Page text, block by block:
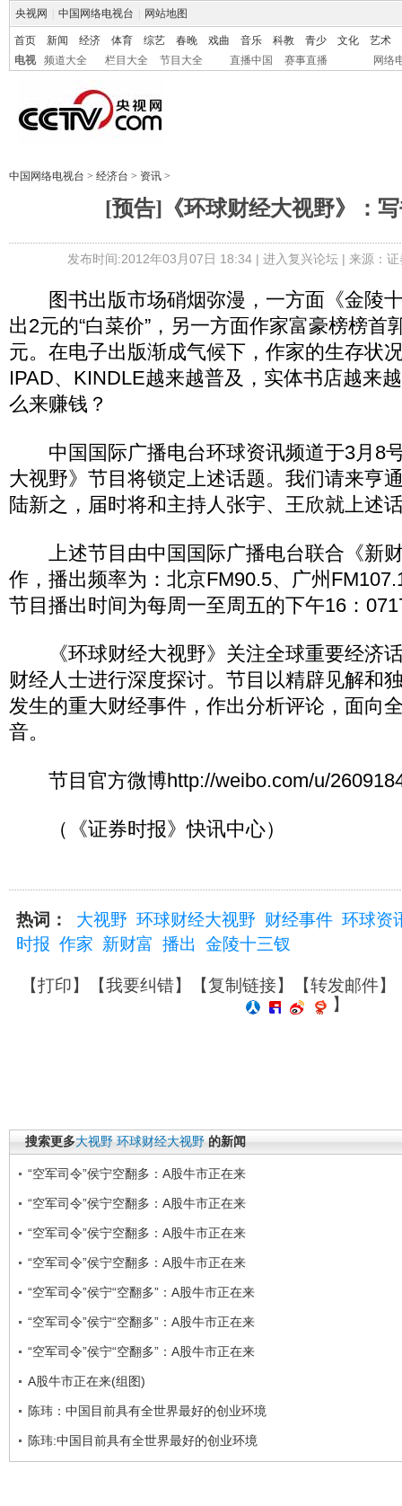
央视网 中国网络电视台 网站地图
首页 新闻 经济 体育 综艺 春晚 戏曲 音乐 科教 青少 文化
艺术
电视
频道大全 栏目大全 节目大全 直播中国 赛事直播 网络
中国网络电视台 > 经济台 > 资讯 >
[预告]《环球财经大视野》：
发布时间:2012年03月07日 18:34 | 进入复兴论坛| 来源：
图书出版市场硝烟弥漫，一方面《金陵
出2元的“白菜价”，另一方面作家富豪榜榜首
元。在电子出版渐成气候下，作家的生存状
IPAD、KINDLE越来越普及，实体书店越来
么来赚钱？
中国国际广播电台环球资讯频道于3月8
大视野》节目将锁定上述话题。我们请来亨
陆新之，届时将和主持人张宇、王欣就上述
上述节目由中国国际广播电台联合《新
作，播出频率为：北京FM90.5、广州
节目播出时间为每周一至周五的下午16：
《环球财经大视野》关注全球重要经济
财经人士进行深度探讨。节目以精辟见解和
发生的重大财经事件，作出分析评论，面向
音。
节目官方微博http://weibo.com/u/
（《证券时报》快讯中心）
热词： 大视野 环球财经大视野 财经事件 环球资
时报 作家 新财富 播出 金陵十三钗
【打印】【我要纠错】【复制链接】【转发邮件】
】
搜索更多大视野 环球财经大视野 的新闻
“空军司令”侯宁空翻多：A股牛市正在来
“空军司令”侯宁空翻多：A股牛市正在来
“空军司令”侯宁空翻多：A股牛市正在来
“空军司令”侯宁空翻多：A股牛市正在来
“空军司令”侯宁“空翻多”：A股牛市正在来
“空军司令”侯宁“空翻多”：A股牛市正在来
“空军司令”侯宁“空翻多”：A股牛市正在来
A股牛市正在来(组图)
陈玮：中国目前具有全世界最好的创业环境
陈玮:中国目前具有全世界最好的创业环境